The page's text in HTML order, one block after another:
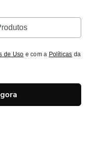
de Uso e com a Políticas da